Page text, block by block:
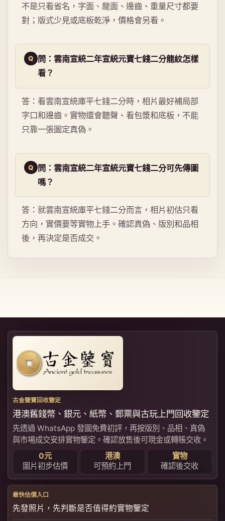
不是只看省名，字面、龍面、邊齒、重量尺寸都要
對；版式少見或底板乾淨，價格會另看。
問：雲南宣統二年宣統元寶七錢二分龍紋怎樣
看？
答：看雲南宣統庫平七錢二分時，相片最好補局部
字口和邊齒。實物還會聽聲、看包漿和底板，不能
只靠一張圖定真偽。
問：雲南宣統二年宣統元寶七錢二分可先傳圖
嗎？
答：就雲南宣統庫平七錢二分而言，相片初估只看
方向，實價要等實物上手。確認真偽、版別和品相
後，再決定是否成交。
古金鑒寶回收鑒定
港澳舊錢幣、銀元、紙幣、郵票與古玩上門回收鑒定
先透過 WhatsApp 發圖免費初評，再按版別、品相、真偽
與市場成交安排實物鑒定。確認放售後可現金或轉賬交收。
0元
圖片初步估價
港澳
可預約上門
實物
確認後交收
最快估價入口
先發照片，先判斷是否值得約實物鑒定